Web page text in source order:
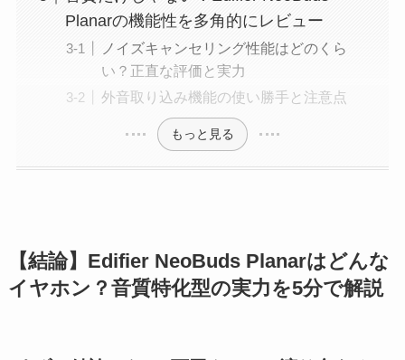
Planarの機能性を多角的にレビュー
ノイズキャンセリング性能はどのくら
い？正直な評価と実力
外音取り込み機能の使い勝手と注意点
もっと見る
【結論】Edifier NeoBuds Planarはどんな
イヤホン？音質特化型の実力を5分で解説